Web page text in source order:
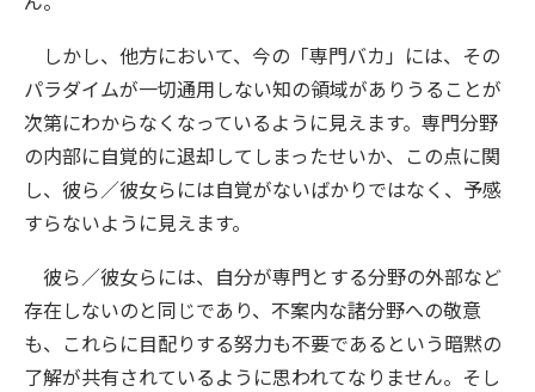
しかし、他方において、今の「専門バカ」には、その
パラダイムが一切通用しない知の領域がありうることが
次第にわからなくなっているように見えます。専門分野
の内部に自覚的に退却してしまったせいか、この点に関
し、彼ら／彼女らには自覚がないばかりではなく、予感
すらないように見えます。
彼ら／彼女らには、自分が専門とする分野の外部など
存在しないのと同じであり、不案内な諸分野への敬意
も、これらに目配りする努力も不要であるという暗黙の
了解が共有されているように思われてなりません。そし